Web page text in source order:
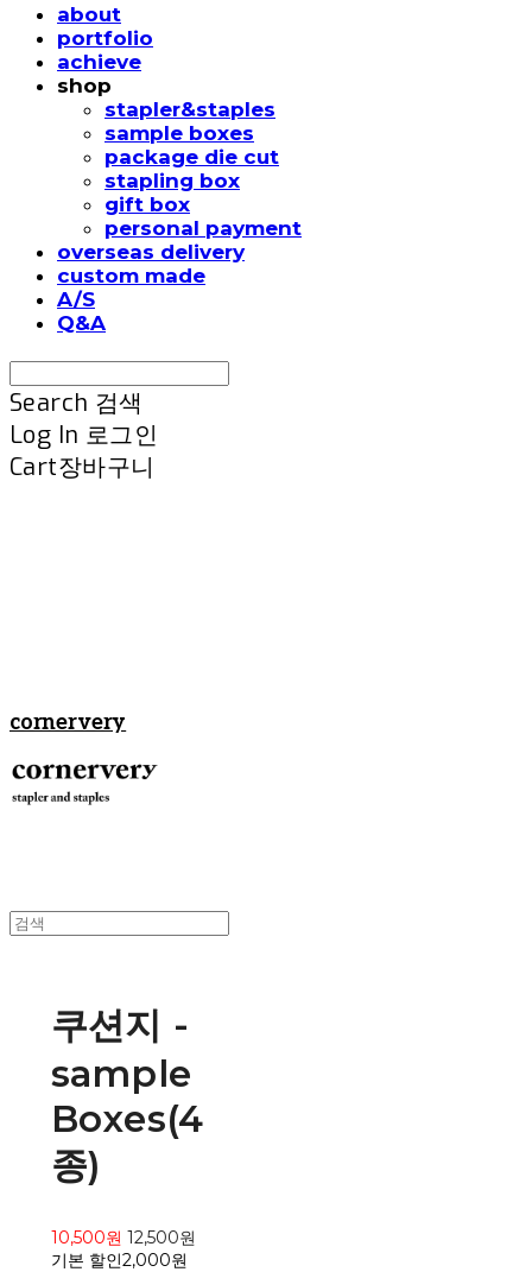
about
portfolio
achieve
shop
stapler&staples
sample boxes
package die cut
stapling box
gift box
personal payment
overseas delivery
custom made
A/S
Q&A
Search 검색
Log In 로그인
Cart장바구니
cornervery
쿠션지 -
sample
Boxes(4
종)
10,500원 12,500원
기본 할인2,000원